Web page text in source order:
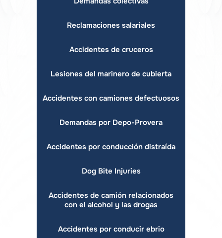
Reclamaciones salariales
Accidentes de cruceros
Lesiones del marinero de cubierta
Accidentes con camiones defectuosos
Demandas por Depo-Provera
Accidentes por conducción distraída
Dog Bite Injuries
Accidentes de camión relacionados
con el alcohol y las drogas
Accidentes por conducir ebrio